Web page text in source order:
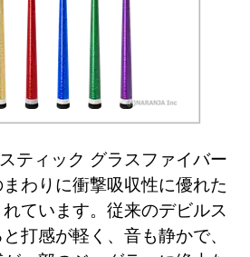
ティック グラスファイバー
わりに衝撃吸収性に優れた
ています。従来のデビルス
打感が軽く、音も静かで、